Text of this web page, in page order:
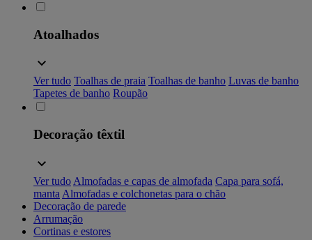
Atoalhados
Ver tudo Toalhas de praia Toalhas de banho Luvas de banho
Tapetes de banho Roupão
Decoração têxtil
Ver tudo Almofadas e capas de almofada Capa para sofá,
manta Almofadas e colchonetas para o chão
Decoração de parede
Arrumação
Cortinas e estores